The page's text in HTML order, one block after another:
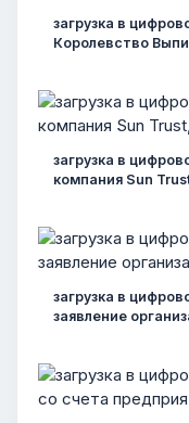
загрузка в
Королевство
загрузка в
компания Sun
загрузка в
заявление